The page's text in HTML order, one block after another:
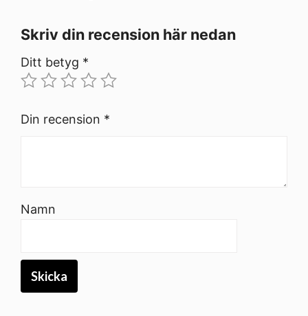
Skriv din recension här nedan
Ditt betyg *
Din recension *
Namn